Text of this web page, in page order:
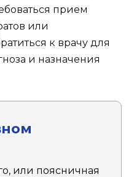
прием
или
к врачу для
и назначения
или поясничная